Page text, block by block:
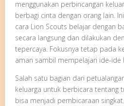
menggunakan perbincangan
berbagi cinta dengan orang lain.
cara Lion Scouts belajar dengan
secara langsung dan dilakukan
tepercaya. Fokusnya tetap pada
aman sambil mempelajari ide-ide
Salah satu bagian dari
keluarga untuk berbicara tentang
bisa menjadi pembicaraan